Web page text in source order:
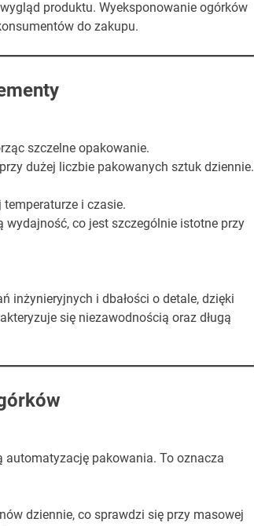
produktu. Wyeksponowanie ogórków
do zakupu.
szczelne opakowanie.
dużej liczbie pakowanych sztuk dziennie.
i czasie.
wydajność, co jest szczególnie istotne przy
inżynieryjnych i dbałości o detale, dzięki
się niezawodnością oraz długą
automatyzację pakowania. To oznacza
dziennie, co sprawdzi się przy masowej